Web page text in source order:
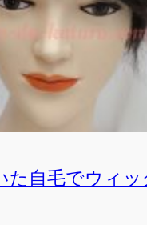
た自毛でウィッ